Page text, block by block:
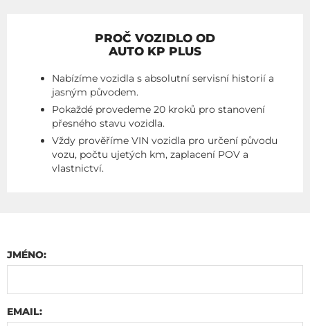
PROČ VOZIDLO OD
AUTO KP PLUS
Nabízíme vozidla s absolutní servisní historií a
jasným původem.
Pokaždé provedeme 20 kroků pro stanovení
přesného stavu vozidla.
Vždy prověříme VIN vozidla pro určení původu
vozu, počtu ujetých km, zaplacení POV a
vlastnictví.
JMÉNO:
EMAIL: